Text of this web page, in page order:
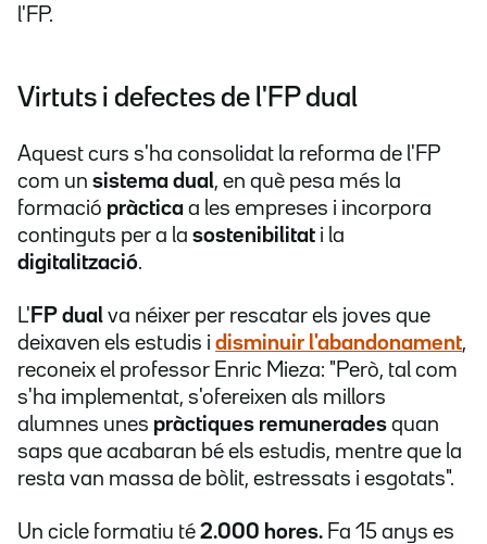
l'FP.
Virtuts i defectes de l'FP dual
Aquest curs s'ha consolidat la reforma de l'FP
com un sistema dual, en què pesa més la
formació pràctica a les empreses i incorpora
continguts per a la sostenibilitat i la
digitalització.
L' FP dual va néixer per rescatar els joves que
deixaven els estudis i disminuir l'abandonament,
reconeix el professor Enric Mieza: "Però, tal com
s'ha implementat, s'ofereixen als millors
alumnes unes pràctiques remunerades quan
saps que acabaran bé els estudis, mentre que la
resta van massa de bòlit, estressats i esgotats".
Un cicle formatiu té 2.000 hores. Fa 15 anys es